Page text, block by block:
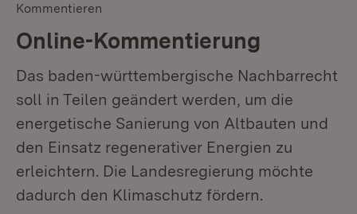
Kommentieren
Online-Kommentierung
Das baden-württembergische Nachbarrecht
soll in Teilen geändert werden, um die
energetische Sanierung von Altbauten und
den Einsatz regenerativer Energien zu
erleichtern. Die Landesregierung möchte
dadurch den Klimaschutz fördern.